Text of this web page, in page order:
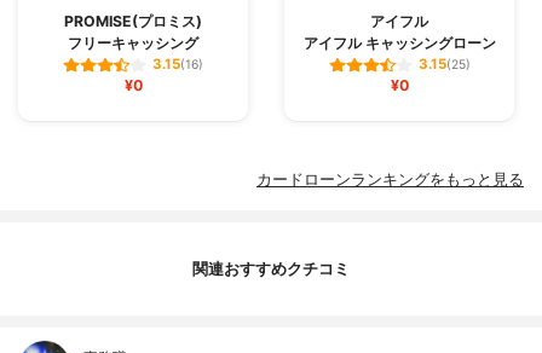
PROMISE(プロミス)
フリーキャッシング
3.15(16)
¥0
アイフル
アイフル キャッシングローン
3.15(25)
¥0
カードローンランキングをもっと見る
関連おすすめクチコミ